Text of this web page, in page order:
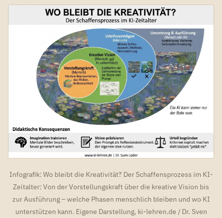
Infografik: Wo bleibt die Kreativität? Der Schaffensprozess im KI-
Zeitalter: Von der Vorstellungskraft über die kreative Vision bis
zur Ausführung – welche Phasen menschlich bleiben und wo KI
unterstützen kann. Eigene Darstellung, ki-lehren.de / Dr. Sven